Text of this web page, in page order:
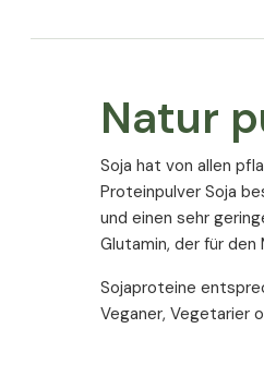
Natur
Soja hat von allen
Proteinpulver Soja
und einen sehr
Glutamin, der für den
Sojaproteine
Veganer, Vegetarier